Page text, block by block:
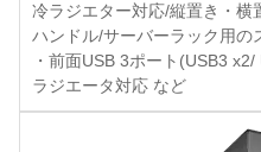
冷ラジエター対応/縦置き・横
ハンドル/サーバーラック用の
・前面USB 3ポート(USB3
ラジエータ対応 など